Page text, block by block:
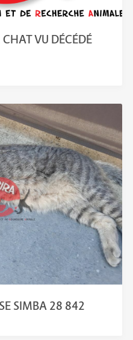
VU DÉCÉDÉ
SIMBA 28 842